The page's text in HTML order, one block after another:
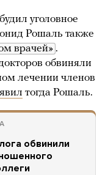
уголовное
Рошаль также
врачей» .
обвиняли
лечении членов
тогда Рошаль.
обвинили